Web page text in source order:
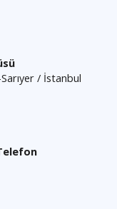
/ İstanbul